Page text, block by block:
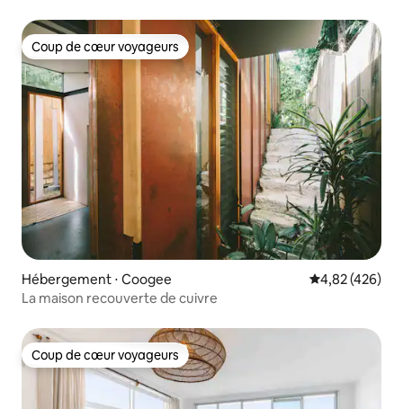
Coup de cœur voyageurs
Coup de cœur voyageurs
Hébergement ⋅ Coogee Évaluation
4,82 (426)
La maison recouverte de cuivre
Coup de cœur voyageurs
Coup de cœur voyageurs